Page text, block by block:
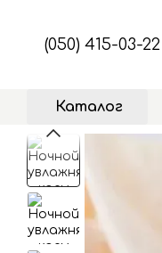
(050) 415-03-22
Каталог